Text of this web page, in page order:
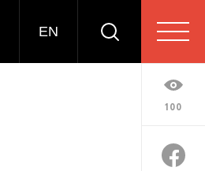
EN
100